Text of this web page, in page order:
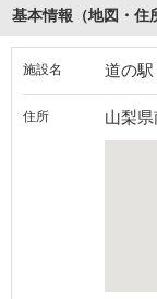
基本情報（地図・住
施設名 道の駅
住所 山梨